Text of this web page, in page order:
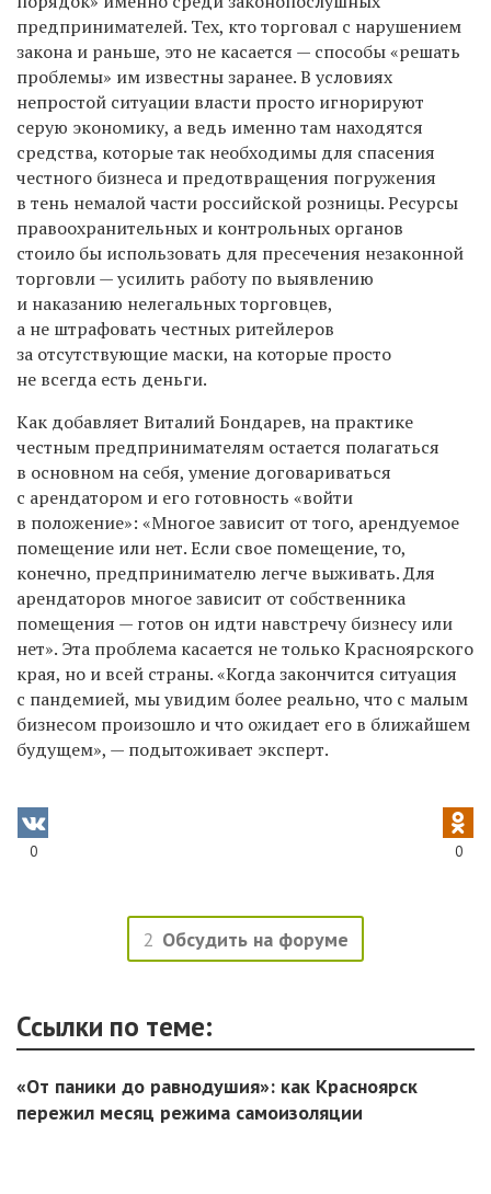
предпринимателей. Тех, кто торговал с нарушением
закона и раньше, это не касается — способы «решать
проблемы» им известны заранее. В условиях
непростой ситуации власти просто игнорируют
серую экономику, а ведь именно там находятся
средства, которые так необходимы для спасения
честного бизнеса и предотвращения погружения
в тень немалой части российской розницы. Ресурсы
правоохранительных и контрольных органов
стоило бы использовать для пресечения незаконной
торговли — усилить работу по выявлению
и наказанию нелегальных торговцев,
а не штрафовать честных ритейлеров
за отсутствующие маски, на которые просто
не всегда есть деньги.
Как добавляет Виталий Бондарев, на практике
честным предпринимателям остается полагаться
в основном на себя, умение договариваться
с арендатором и его готовность «войти
в положение»: «Многое зависит от того, арендуемое
помещение или нет. Если свое помещение, то,
конечно, предпринимателю легче выживать. Для
арендаторов многое зависит от собственника
помещения — готов он идти навстречу бизнесу или
нет». Эта проблема касается не только Красноярского
края, но и всей страны. «Когда закончится ситуация
с пандемией, мы увидим более реально, что с малым
бизнесом произошло и что ожидает его в ближайшем
будущем», — подытоживает эксперт.
0 0
2 Обсудить на форуме
Ссылки по теме:
«От паники до равнодушия»: как Красноярск
пережил месяц режима самоизоляции